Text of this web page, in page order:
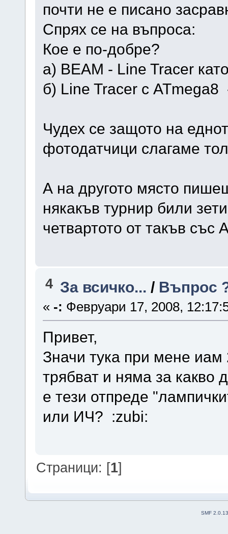
почти не е писано
Спрях се на въпроса:
Кое е по-добре?
а) BEAM - Line Tracer
б) Line Tracer с
Чудех се защото на
фотодатчици слагаме
А на другото място
някакъв турнир били
четвартото от такъв със
4 За всичко... / Въпрос
« -: Февруари 17, 2008,
Привет,
Значи тука при мене
трябват и няма за какво
е тези отпреде
или ИЧ? :zubi:
Страници: [1]
SMF 2.0.13